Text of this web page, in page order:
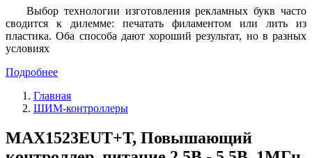
Выбор технологии изготовления рекламных букв часто
сводится к дилемме: печатать филаментом или лить из
пластика. Оба способа дают хороший результат, но в разных
условиях
Подробнее
Главная
ШИМ-контроллеры
MAX1523EUT+T, Повышающий